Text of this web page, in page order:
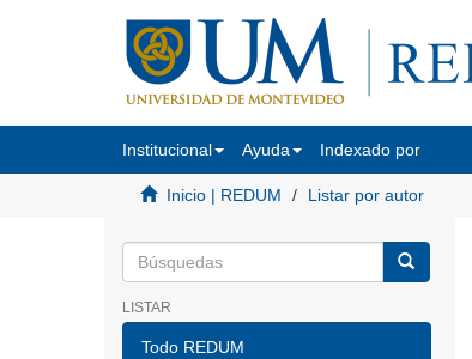
Institucional Ayuda Indexado por
Inicio | REDUM Listar por autor
LISTAR
Todo REDUM